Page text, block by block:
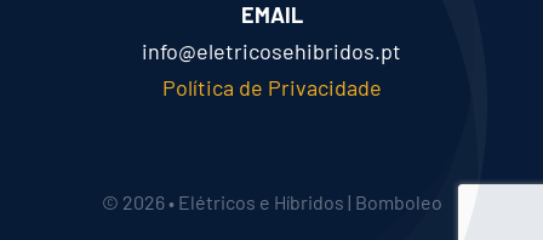
EMAIL
info@eletricosehibridos.pt
Política de Privacidade
© 2026 • Elétricos e Híbridos | Bomboleo